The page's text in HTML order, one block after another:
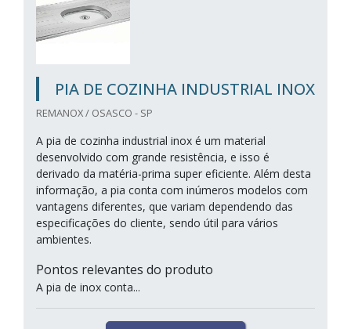
PIA DE COZINHA INDUSTRIAL INOX
REMANOX / OSASCO - SP
A pia de cozinha industrial inox é um material
desenvolvido com grande resistência, e isso é
derivado da matéria-prima super eficiente. Além desta
informação, a pia conta com inúmeros modelos com
vantagens diferentes, que variam dependendo das
especificações do cliente, sendo útil para vários
ambientes.
Pontos relevantes do produto
A pia de inox conta...